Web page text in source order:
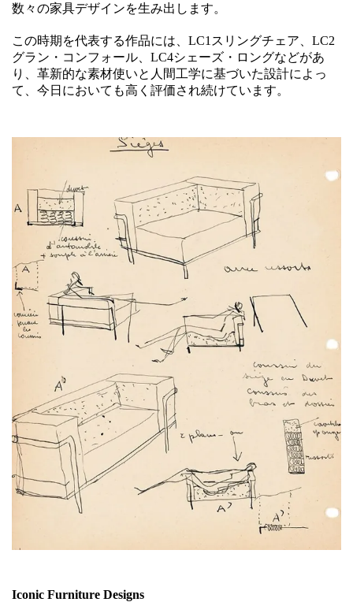
数々の家具デザインを生み出します。
この時期を代表する作品には、LC1スリングチェア、LC2
グラン・コンフォール、LC4シェーズ・ロングなどがあ
り、革新的な素材使いと人間工学に基づいた設計によっ
て、今日においても高く評価され続けています。
Iconic Furniture Designs